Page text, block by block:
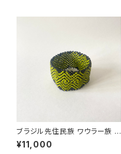
ブラジル先住民族 ワウラー族 ビ
ーズブレスレット 3.7cm幅 内周
17cm
¥11,000